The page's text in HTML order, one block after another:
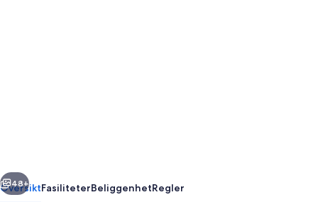
Neste
48+
OversiktFasiliteterBeliggenhetRegler